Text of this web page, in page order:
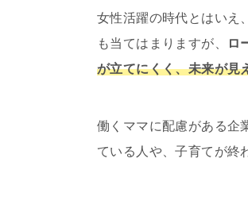
女性活躍の時代とはいえ
も当てはまりますが、
ロ
が立てにくく、未来が見
働くママに配慮がある企
ている人や、子育てが終